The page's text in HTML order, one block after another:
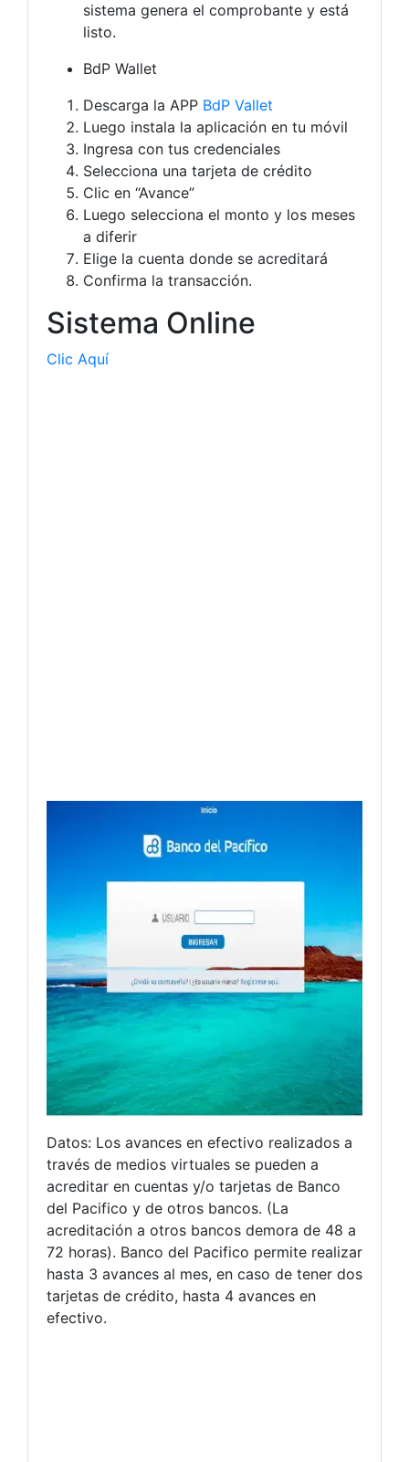
sistema genera el comprobante y está
listo.
BdP Wallet
Descarga la APP BdP Vallet
Luego instala la aplicación en tu móvil
Ingresa con tus credenciales
Selecciona una tarjeta de crédito
Clic en “Avance”
Luego selecciona el monto y los meses
a diferir
Elige la cuenta donde se acreditará
Confirma la transacción.
Sistema Online
Clic Aquí
Datos: Los avances en efectivo realizados a
través de medios virtuales se pueden a
acreditar en cuentas y/o tarjetas de Banco
del Pacifico y de otros bancos. (La
acreditación a otros bancos demora de 48 a
72 horas). Banco del Pacifico permite realizar
hasta 3 avances al mes, en caso de tener dos
tarjetas de crédito, hasta 4 avances en
efectivo.